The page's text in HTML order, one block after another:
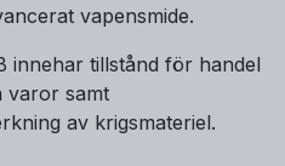
vapensmide.
innehar tillstånd för handel
varor samt
av krigsmateriel.